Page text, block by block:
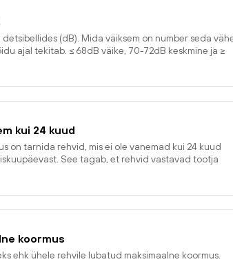
(dB). Mida väiksem on number seda
ajal tekitab. ≤ 68dB väike, 70-72dB keskmine ja ≥
kui 24 kuud
on tarnida rehvid, mis ei ole vanemad kui 24 kuud
See tagab, et rehvid vastavad tootja
koormus
ehk ühele rehvile lubatud maksimaalne koormus.